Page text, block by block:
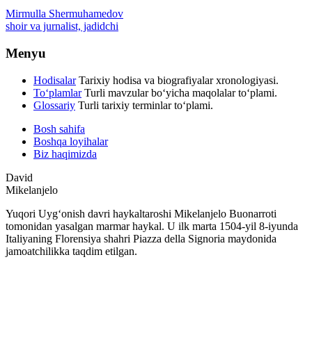
Mirmulla Shermuhamedov
shoir va jurnalist, jadidchi
Menyu
Hodisalar Tarixiy hodisa va biografiyalar xronologiyasi.
To‘plamlar Turli mavzular bo‘yicha maqolalar to‘plami.
Glossariy Turli tarixiy terminlar to‘plami.
Bosh sahifa
Boshqa loyihalar
Biz haqimizda
David
Mikelanjelo
Yuqori Uygʻonish davri haykaltaroshi Mikelanjelo Buonarroti
tomonidan yasalgan marmar haykal. U ilk marta 1504-yil 8-iyunda
Italiyaning Florensiya shahri Piazza della Signoria maydonida
jamoatchilikka taqdim etilgan.